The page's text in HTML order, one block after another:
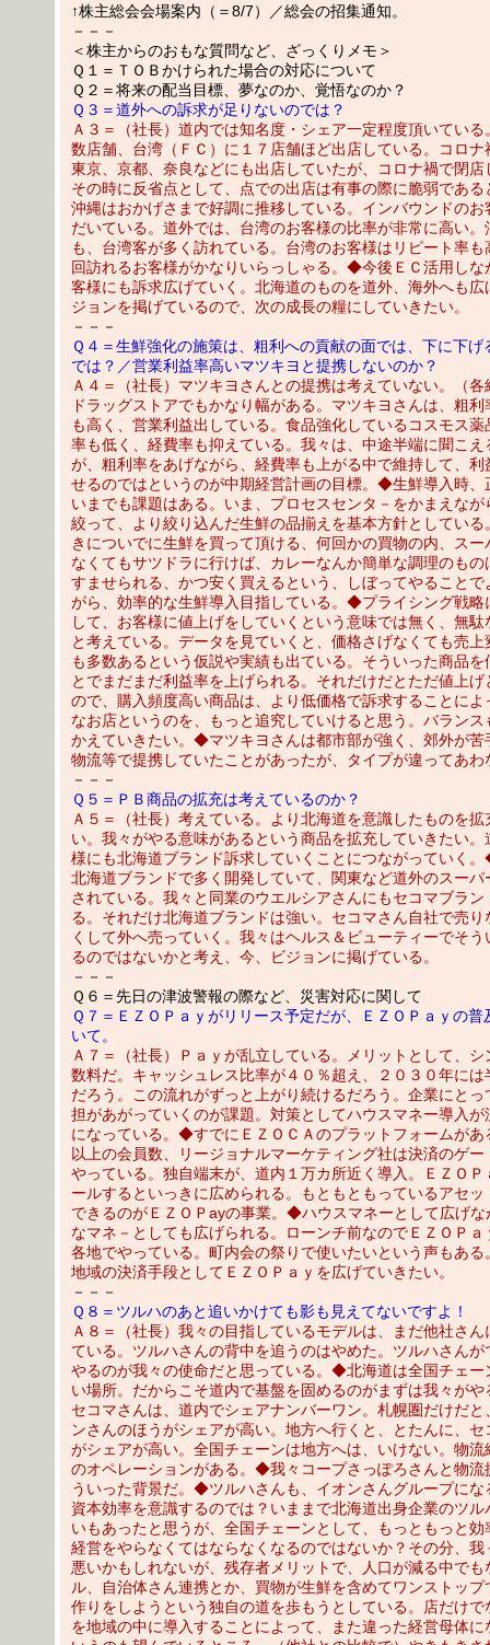
↑株主総会会場案内（＝8/7）／総会の招集通知。
－－－
＜株主からのおもな質問など、ざっくりメモ＞
Ｑ１＝ＴＯＢかけられた場合の対応について
Ｑ２＝将来の配当目標、夢なのか、覚悟なのか？
Ｑ３＝道外への訴求が足りないのでは？
Ａ３＝（社長）道内では知名度・シェア一定程度頂いてい
数店舗、台湾（ＦＣ）に１７店舗ほど出店している。コロナ
東京、京都、奈良などにも出店していたが、コロナ禍で閉店
その時に反省点として、点での出店は有事の際に脆弱であ
沖縄はおかげさまで好調に推移している。インバウンドのお
だいている。道外では、台湾のお客様の比率が非常に高い。
も、台湾客が多く訪れている。台湾のお客様はリピート率
回訪れるお客様がかなりいらっしゃる。◆今後ＥＣ活用しな
客様にも訴求広げていく。北海道のものを道外、海外へも広
ジョンを掲げているので、次の成長の糧にしていきたい。
－－－
Ｑ４＝生鮮強化の施策は、粗利への貢献の面では、下に下げ
では？／営業利益率高いマツキヨと提携しないのか？
Ａ４＝（社長）マツキヨさんとの提携は考えていない。（
ドラッグストアでもかなり幅がある。マツキヨさんは、粗
も高く、営業利益出している。食品強化しているコスモス
率も低く、経費率も抑えている。我々は、中途半端に聞こえ
が、粗利率をあげながら、経費率も上がる中で維持して、利
せるのではというのが中期経営計画の目標。◆生鮮導入時、
いまでも課題はある。いま、プロセスセンタ－をかまえなが
絞って、より絞り込んだ生鮮の品揃えを基本方針としている
きについでに生鮮を買って頂ける、何回かの買物の内、ス
なくてもサツドラに行けば、カレーなんか簡単な調理のもの
すませられる、かつ安く買えるという、しぼってやることで
がら、効率的な生鮮導入目指している。◆プライシング戦略
して、お客様に値上げをしていくという意味では無く、無
と考えている。データを見ていくと、価格さげなくても売
も多数あるという仮説や実績も出ている。そういった商品
とでまだまだ利益率を上げられる。それだけだとただ値上
ので、購入頻度高い商品は、より低価格で訴求することによ
なお店というのを、もっと追究していけると思う。バランス
かえていきたい。◆マツキヨさんは都市部が強く、郊外が苦
物流等で提携していたことがあったが、タイプが違ってあわ
－－－
Ｑ５＝ＰＢ商品の拡充は考えているのか？
Ａ５＝（社長）考えている。より北海道を意識したものを拡
い。我々がやる意味があるという商品を拡充していきたい。
様にも北海道ブランド訴求していくことにつながっていく
北海道ブランドで多く開発していて、関東など道外のスーパ
されている。我々と同業のウエルシアさんにもセコマブラン
る。それだけ北海道ブランドは強い。セコマさん自社で売り
くして外へ売っていく。我々はヘルス＆ビューティーでそ
るのではないかと考え、今、ビジョンに掲げている。
－－－
Ｑ６＝先日の津波警報の際など、災害対応に関して
Ｑ７＝ＥＺＯＰａｙがリリース予定だが、ＥＺＯＰａｙの普
いて。
Ａ７＝（社長）Ｐａｙが乱立している。メリットとして、
数料だ。キャッシュレス比率が４０％超え、２０３０年には
だろう。この流れがずっと上がり続けるだろう。企業にとっ
担があがっていくのが課題。対策としてハウスマネー導入が
になっている。◆すでにＥＺＯＣＡのプラットフォームがあ
以上の会員数、リージョナルマーケティング社は決済のゲ
やっている。独自端末が、道内１万カ所近く導入。ＥＺＯＰ
ールするといっきに広められる。もともともっているアセッ
できるのがＥＺＯＰayの事業。◆ハウスマネーとして広げな
なマネ－としても広げられる。ローンチ前なのでＥＺＯＰａ
各地でやっている。町内会の祭りで使いたいという声もある
地域の決済手段としてＥＺＯＰａｙを広げていきたい。
－－－
Ｑ８＝ツルハのあと追いかけても影も見えてないですよ！
Ａ８＝（社長）我々の目指しているモデルは、まだ他社さ
ている。ツルハさんの背中を追うのはやめた。ツルハさんが
やるのが我々の使命だと思っている。◆北海道は全国チェー
い場所。だからこそ道内で基盤を固めるのがまずは我々が
セコマさんは、道内でシェアナンバーワン。札幌圏だけだと
ンさんのほうがシェアが高い。地方へ行くと、とたんに、
がシェアが高い。全国チェーンは地方へは、いけない。物流
のオペレーションがある。◆我々コープさっぽろさんと物流
ういった背景だ。◆ツルハさんも、イオンさんグループにな
資本効率を意識するのでは？いままで北海道出身企業のツル
いもあったと思うが、全国チェーンとして、もっともっと効
経営をやらなくてはならなくなるのではないか？その分、我
悪いかもしれないが、残存者メリットで、人口が減る中でも
ル、自治体さん連携とか、買物が生鮮を含めてワンストッ
作りをしようという独自の道を歩もうとしている。店だけで
を地域の中に導入することによって、また違った経営母体に